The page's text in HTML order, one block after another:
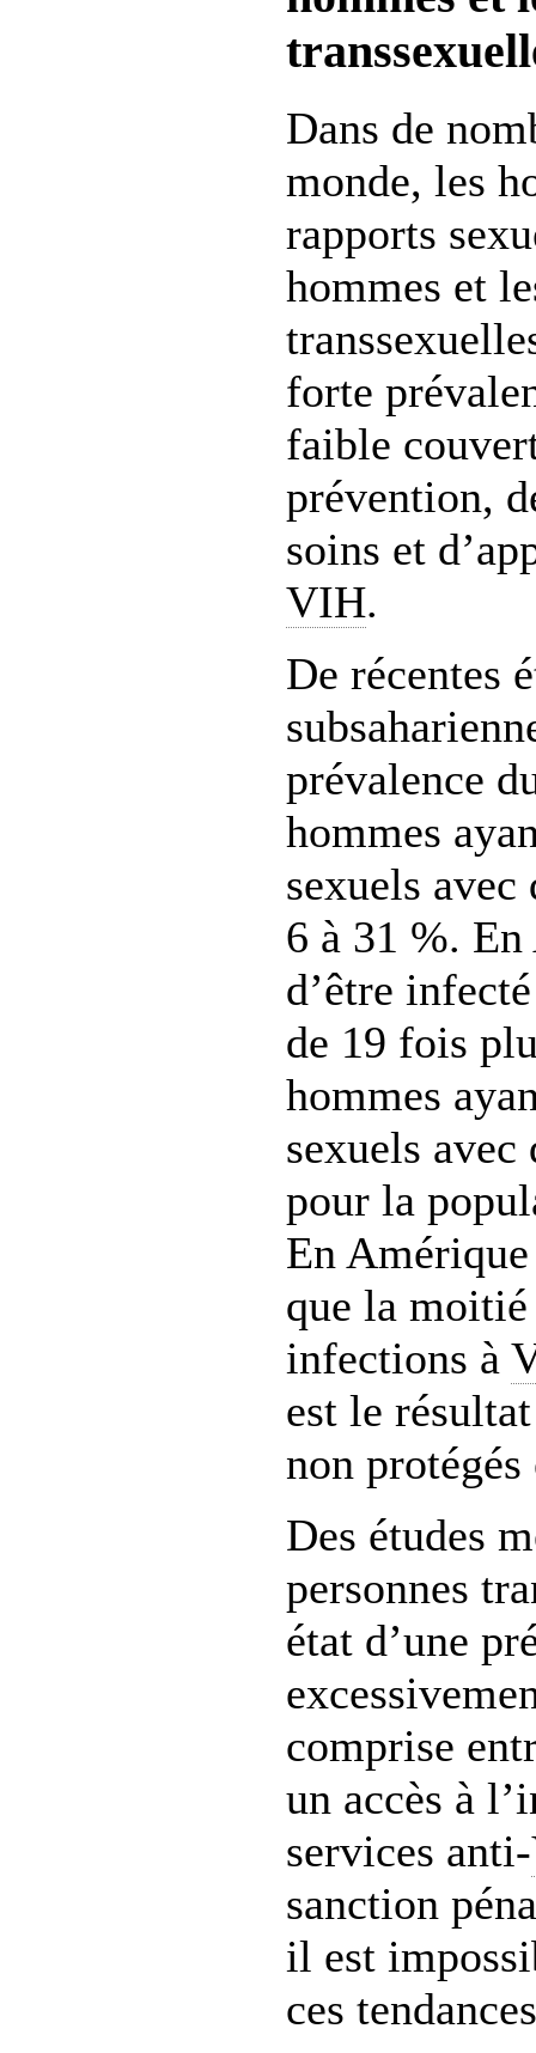
Dans de
monde, les
rapports
hommes et
forte
faible
prévention,
soins et
VIH.
De récentes
prévalence
hommes
sexuels avec
6 à 31 %.
d’être
de 19 fois
hommes
sexuels avec
pour la
En
que la moitié
infections à
est le
non
Des études
personnes
état d’une
comprise
un accès à
services anti-
sanction
il est
ces